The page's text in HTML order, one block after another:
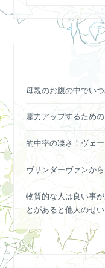
母親のお腹の中でい
霊力アップするため
的中率の凄さ！ヴェ
ヴリンダーヴァンか
物質的な人は良い事
とがあると他人のせい